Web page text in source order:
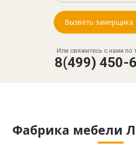
Вызвать замерщика
Или свяжитесь с нами по
8(499) 450-
Фабрика мебели